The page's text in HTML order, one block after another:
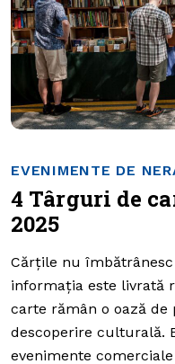
EVENIMENTE DE
4 Târguri de
2025
Cărțile nu
informația este livrată
carte rămân o oază
descoperire culturală.
evenimente